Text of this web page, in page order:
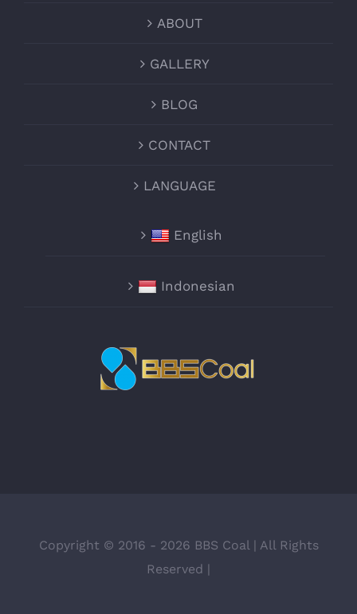
ABOUT
GALLERY
BLOG
CONTACT
LANGUAGE
English
Indonesian
Copyright © 2016 - 2026 BBS Coal | All Rights
Reserved |